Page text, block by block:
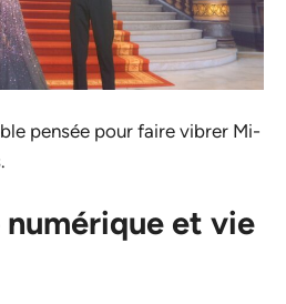
pensée pour faire vibrer Mi-
et vie